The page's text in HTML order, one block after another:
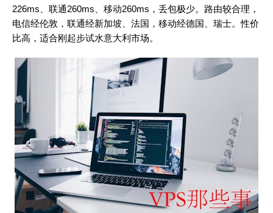
226ms、联通260ms、移动260ms，丢包极少。路由较合理，
电信经伦敦，联通经新加坡、法国，移动经德国、瑞士。性价
比高，适合刚起步试水意大利市场。